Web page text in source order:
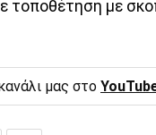
τοποθέτηση με
μας στο